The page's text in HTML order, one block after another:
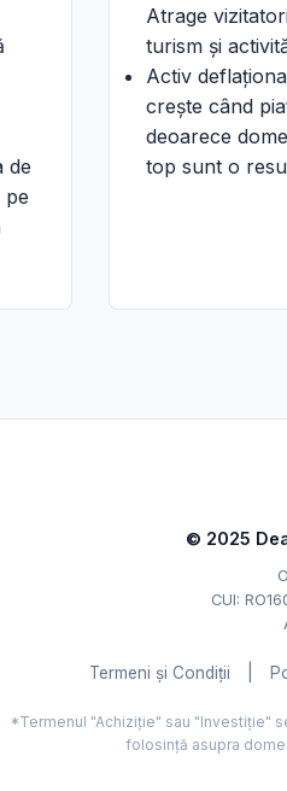
de
pe
Atrage
turism și
Activ
crește când
deoarece
top sunt o
© 2025
CUI:
Termeni și Condiții
*Termenul "Achiziție" sau "Investiție"
folosință asupra